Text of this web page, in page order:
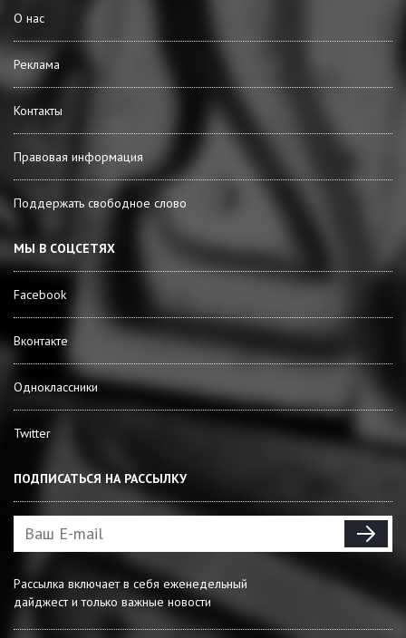
О нас
Реклама
Контакты
Правовая информация
Поддержать свободное слово
МЫ В СОЦСЕТЯХ
Facebook
Вконтакте
Одноклассники
Twitter
ПОДПИСАТЬСЯ НА РАССЫЛКУ
Рассылка включает в себя еженедельный
дайджест и только важные новости